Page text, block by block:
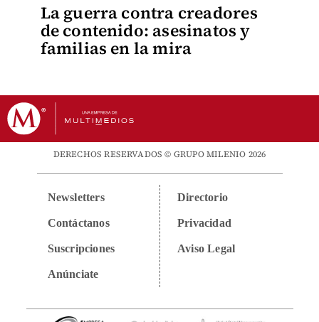
La guerra contra creadores
de contenido: asesinatos y
familias en la mira
DERECHOS RESERVADOS © GRUPO MILENIO 2026
Newsletters
Contáctanos
Suscripciones
Anúnciate
Directorio
Privacidad
Aviso Legal